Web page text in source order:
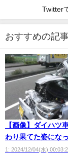
Twitter
おすすめの記
【画像】ダイハツ
わり果てた姿にな
う・・・・
1: 2024/12/04(水)